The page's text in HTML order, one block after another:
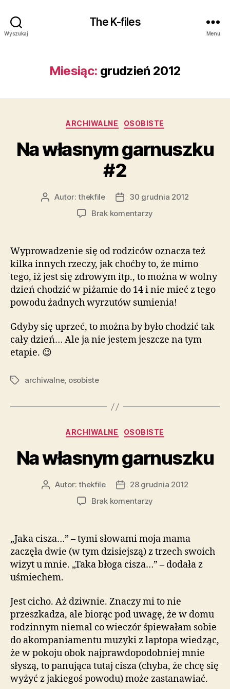
Wyszukaj
The K-files
Menu
Miesiąc: grudzień 2012
Kategorie
ARCHIWALNE OSOBISTE
Na własnym garnuszku
#2
AutorAutor:thekfile
Data30 grudnia 2012
Brak komentarzy
Wyprowadzenie się od rodziców oznacza też
kilka innych rzeczy, jak choćby to, że mimo
tego, iż jest się zdrowym itp., to można w wolny
dzień chodzić w piżamie do 14 i nie mieć z tego
powodu żadnych wyrzutów sumienia!
Gdyby się uprzeć, to można by było chodzić tak
cały dzień… Ale ja nie jestem jeszcze na tym
etapie. 😉
Tagiarchiwalne, osobiste
Kategorie
ARCHIWALNE OSOBISTE
Na własnym garnuszku
AutorAutor:thekfile
Data28 grudnia 2012
Brak komentarzy
garnuszku
„Jaka cisza…” – tymi słowami moja mama
zaczęła dwie (w tym dzisiejszą) z trzech swoich
wizyt u mnie. „Taka błoga cisza…” – dodała z
uśmiechem.
Jest cicho. Aż dziwnie. Znaczy mi to nie
przeszkadza, ale biorąc pod uwagę, że w domu
rodzinnym niemal co wieczór śpiewałam sobie
do akompaniamentu muzyki z laptopa wiedząc,
że w pokoju obok najprawdopodobniej mnie
słyszą, to panująca tutaj cisza (chyba, że chcę się
wyżyć z jakiegoś powodu) może zastanawiać.